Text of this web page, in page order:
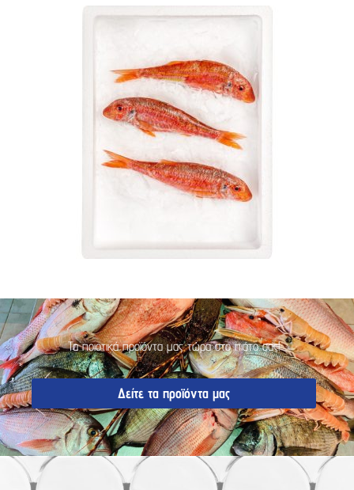
Τα ποιοτικά προϊόντα μας τώρα στο πιάτο σας!
Δείτε τα προϊόντα μας